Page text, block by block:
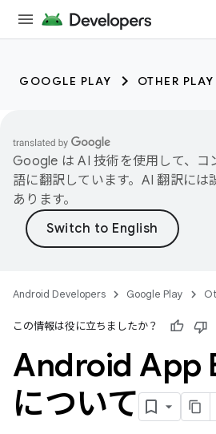
GOOGLE PLAY OTHER
Google は AI 技術を使用して、コ
語に翻訳しています。AI 翻訳には
あります。
Android Developers Google Play
この情報は役に立ちましたか？
Android App
について